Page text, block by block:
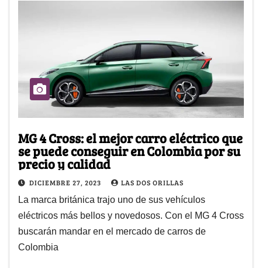
MG 4 Cross: el mejor carro eléctrico que
se puede conseguir en Colombia por su
precio y calidad
DICIEMBRE 27, 2023 LAS DOS ORILLAS
La marca británica trajo uno de sus vehículos
eléctricos más bellos y novedosos. Con el MG 4 Cross
buscarán mandar en el mercado de carros de
Colombia